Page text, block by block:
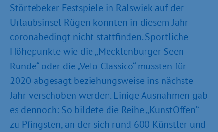
Störtebeker Festspiele in Ralswiek auf der
Urlaubsinsel Rügen konnten in diesem Jahr
coronabedingt nicht stattfinden. Sportliche
Höhepunkte wie die „Mecklenburger Seen
Runde“ oder die „Velo Classico“ mussten für
2020 abgesagt beziehungsweise ins nächste
Jahr verschoben werden. Einige Ausnahmen gab
es dennoch: So bildete die Reihe „KunstOffen“
zu Pfingsten, an der sich rund 600 Künstler und